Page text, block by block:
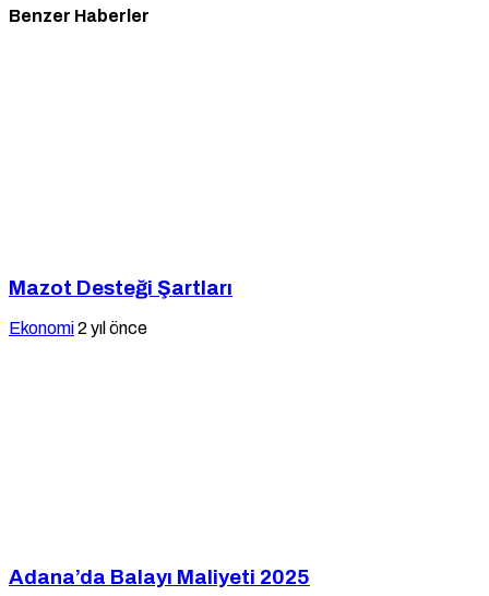
Benzer Haberler
Mazot Desteği Şartları
Ekonomi2 yıl önce
Adana’da Balayı Maliyeti 2025